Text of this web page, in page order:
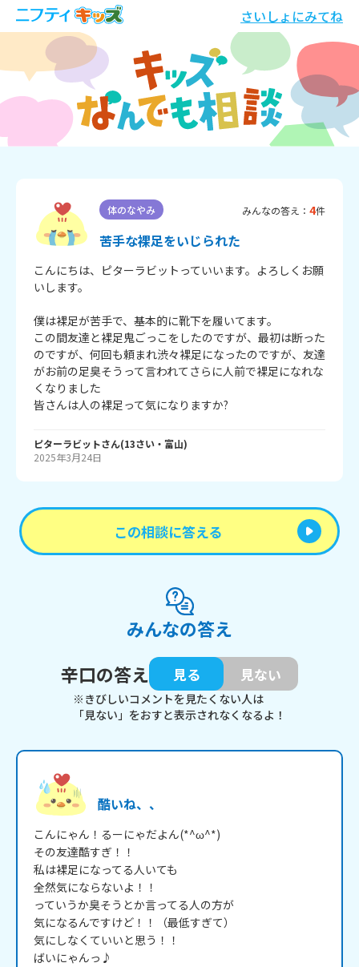
さいしょにみてね
体のなやみ みんなの答え： 4件
苦手な裸足をいじられた
こんにちは、ピターラビットっていいます。よろしくお願
いします。
僕は裸足が苦手で、基本的に靴下を履いてます。
この間友達と裸足鬼ごっこをしたのですが、最初は断った
のですが、何回も頼まれ渋々裸足になったのですが、友達
がお前の足臭そうって言われてさらに人前で裸足になれな
くなりました
皆さんは人の裸足って気になりますか?
ピターラビットさん(13さい・ 富山)
2025年3月24日
この相談に答える
みんなの答え
辛口の答え
見る 見ない
※きびしいコメントを見たくない人は
「見ない」をおすと表示されなくなるよ！
酷いね、、
こんにゃん！るーにゃだよん(*^ω^*)
その友達酷すぎ！！
私は裸足になってる人いても
全然気にならないよ！！
っていうか臭そうとか言ってる人の方が
気になるんですけど！！（最低すぎて）
気にしなくていいと思う！！
ばいにゃんっ♪